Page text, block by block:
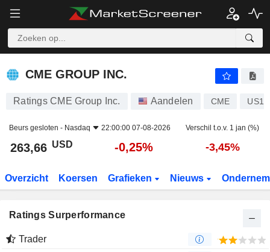
CME GROUP INC.
CME GROUP INC.
Ratings CME Group Inc. Aandelen CME
Beurs gesloten - Nasdaq 22:00:00 07-08-2026 Verschil t.o.v. 1 jan (%)
263,66 USD -0,25% -3,45%
Overzicht Koersen Grafieken Nieuws
Ratings Surperformance
Trader